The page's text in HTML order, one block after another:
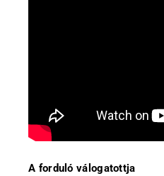
A forduló válogatottja